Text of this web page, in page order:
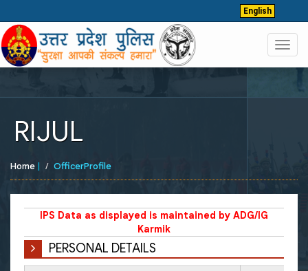
English
RIJUL
Home | OfficerProfile
IPS Data as displayed is maintained by ADG/IG
Karmik
PERSONAL DETAILS